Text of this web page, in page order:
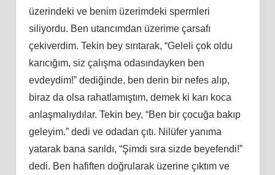
üzerindeki ve benim üzerimdeki spermleri
siliyordu. Ben utancımdan üzerime çarsafı
çekiverdim. Tekin bey sırıtarak, “Geleli çok oldu
karıcığım, siz çalışma odasındayken ben
evdeydim!” dediğinde, ben derin bir nefes alıp,
biraz da olsa rahatlamıştım, demek ki karı koca
anlaşmalıydılar. Tekin bey, “Ben bir çocuğa bakıp
geleyim.” dedi ve odadan çıtı. Nilüfer yanıma
yatarak bana sarıldı, “Şimdi sıra sizde beyefendi!”
dedi. Ben hafiften doğrularak üzerine çıktım ve